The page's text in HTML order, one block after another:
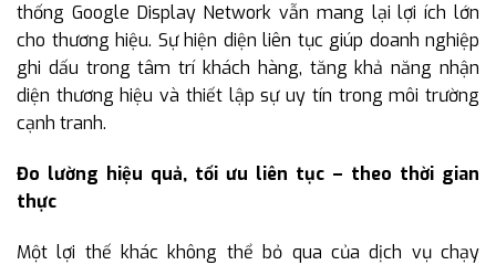
thống Google Display Network vẫn mang lại lợi ích lớn
cho thương hiệu. Sự hiện diện liên tục giúp doanh nghiệp
ghi dấu trong tâm trí khách hàng, tăng khả năng nhận
diện thương hiệu và thiết lập sự uy tín trong môi trường
cạnh tranh.
Đo lường hiệu quả, tối ưu liên tục – theo thời gian
thực
Một lợi thế khác không thể bỏ qua của dịch vụ chạy